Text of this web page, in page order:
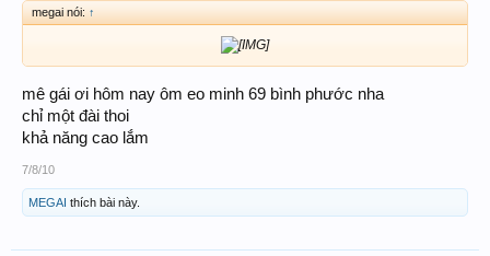
megai nói: ↑
mê gái ơi hôm nay ôm eo minh 69 bình phước nha
chỉ một đài thoi
khả năng cao lắm
7/8/10
MEGAI thích bài này.